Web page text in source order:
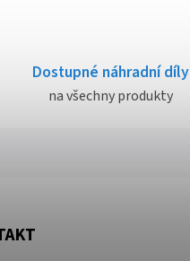
Dostupné náhradní díly
na všechny produkty